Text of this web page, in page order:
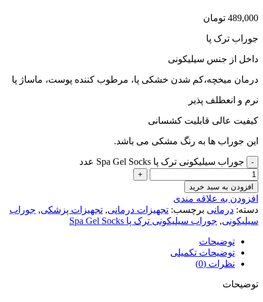
489,000 تومان
جوراب ترک پا
داخل از جنس سیلیکونی
درمان میخچه،کم شدن خشکی پا، مرطوب کننده پوست، ماساژ پا
نرم و انعطلف پذیر
کیفیت عالی قابلیت کشسانی
این جوراب ها به رنگ مشکی می باشد.
جوراب سیلیکونی ترک پا Spa Gel Socks عدد
افزودن به سبد خرید
افزودن به علاقه مندی
دسته: درمانی برچسب: تجهیزات درمانی, تجهیزات پزشکی, جوراب
سیلیکونی, جوراب سیلیکونی ترک پا Spa Gel Socks
توضیحات
توضیحات تکمیلی
نظرات (0)
توضیحات